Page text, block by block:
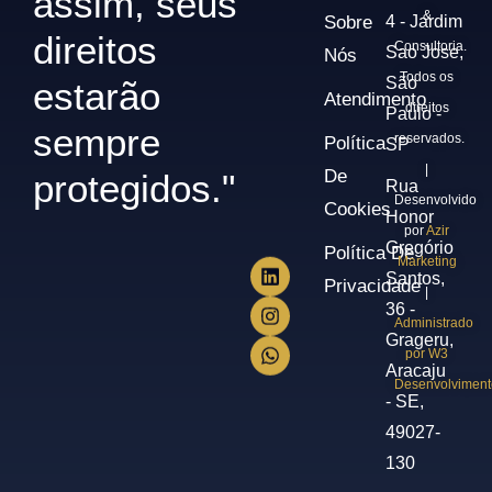
direitos
estarão
sempre
protegidos."
Sobre
Nós
Atendimento
Política
De
Cookies
Política De
Privacidade
4 - Jardim
Sao Jose,
São
Paulo -
SP
Rua
Honor
Gregório
Santos,
36 -
Grageru,
Aracaju
- SE,
49027-
130
&
Consultoria.
Todos os
direitos
reservados.
Desenvolvido
porAzir
Marketing
Administrado
por W3